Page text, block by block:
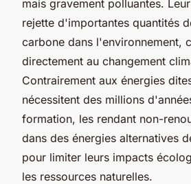
mais gravement polluantes.
rejette d'importantes quantités
carbone dans l'environnement,
directement au changement
Contrairement aux énergies
nécessitent des millions
formation, les rendant non-
dans des énergies alternatives
pour limiter leurs impacts
les ressources naturelles.